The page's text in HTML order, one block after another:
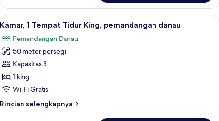
Kamar,
Tempat
Twin,
Boleh
Lihat
semua
foto
untuk
Kamar,
1
Tempat
King,
Seprai premium, minibar, brankas,
6
Kamar, 1 Tempat Tidur King, pemandangan danau
Pemandangan Danau
50 meter persegi
Kapasitas 3
1 king
Wi-Fi Gratis
Rincian selengkapnya
Rincian